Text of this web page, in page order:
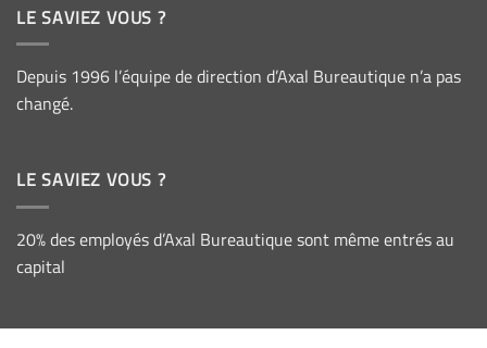
LE SAVIEZ VOUS ?
Depuis 1996 l’équipe de direction d’Axal Bureautique n’a pas
changé.
LE SAVIEZ VOUS ?
20% des employés d’Axal Bureautique sont même entrés au
capital